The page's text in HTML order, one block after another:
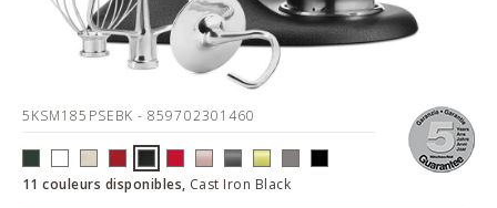
5KSM185PSEBK- 859702301460
11 couleurs disponibles, Cast Iron Black